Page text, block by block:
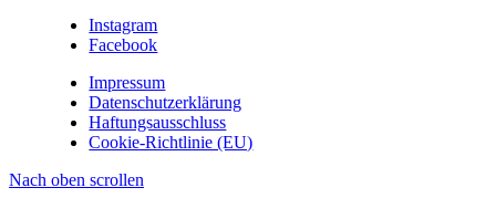
Instagram
Facebook
Impressum
Datenschutzerklärung
Haftungsausschluss
Cookie-Richtlinie (EU)
Nach oben scrollen